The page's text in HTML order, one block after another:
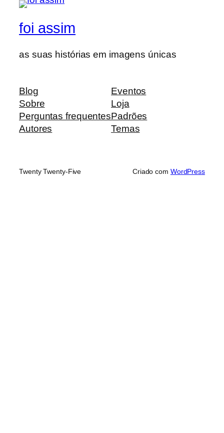
foi assim
as suas histórias em imagens únicas
Blog
Sobre
Perguntas frequentes
Autores
Eventos
Loja
Padrões
Temas
Twenty Twenty-Five Criado com WordPress